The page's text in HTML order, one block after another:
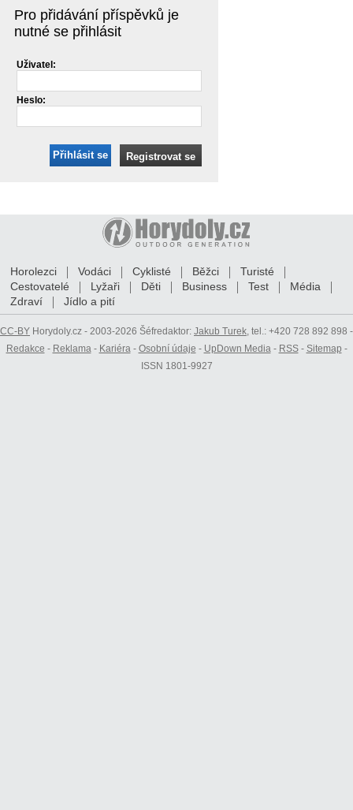
Pro přidávání příspěvků je
nutné se přihlásit
Uživatel:
Heslo:
Přihlásit se Registrovat se
Horolezci Vodáci Cyklisté Běžci
Turisté
Cestovatelé
Lyžaři Děti Business Test
Média
Zdraví
Jídlo a pití
CC-BY Horydoly.cz - 2003-2026 Šéfredaktor: Jakub Turek, tel.: +420 728 892 898 -
Redakce - Reklama- Kariéra- Osobní údaje - UpDown Media- RSS- Sitemap -
ISSN 1801-9927